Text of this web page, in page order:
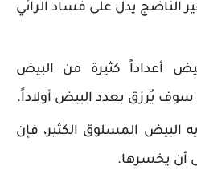
الناضج يدل على فساد الرائي
أعداداً كثيرة من البيض
سوف يُرزق بعدد البيض أولاداً.
البيض المسلوق الكثير، فإن
أن يخسرها.